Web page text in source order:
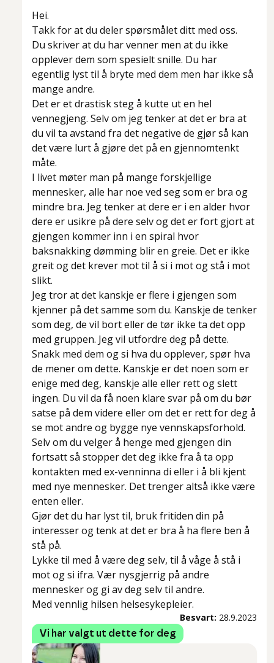
Hei.
Takk for at du deler spørsmålet ditt med oss.
Du skriver at du har venner men at du ikke
opplever dem som spesielt snille. Du har
egentlig lyst til å bryte med dem men har ikke så
mange andre.
Det er et drastisk steg å kutte ut en hel
vennegjeng. Selv om jeg tenker at det er bra at
du vil ta avstand fra det negative de gjør så kan
det være lurt å gjøre det på en gjennomtenkt
måte.
I livet møter man på mange forskjellige
mennesker, alle har noe ved seg som er bra og
mindre bra. Jeg tenker at dere er i en alder hvor
dere er usikre på dere selv og det er fort gjort at
gjengen kommer inn i en spiral hvor
baksnakking dømming blir en greie. Det er ikke
greit og det krever mot til å si i mot og stå i mot
slikt.
Jeg tror at det kanskje er flere i gjengen som
kjenner på det samme som du. Kanskje de tenker
som deg, de vil bort eller de tør ikke ta det opp
med gruppen. Jeg vil utfordre deg på dette.
Snakk med dem og si hva du opplever, spør hva
de mener om dette. Kanskje er det noen som er
enige med deg, kanskje alle eller rett og slett
ingen. Du vil da få noen klare svar på om du bør
satse på dem videre eller om det er rett for deg å
se mot andre og bygge nye vennskapsforhold.
Selv om du velger å henge med gjengen din
fortsatt så stopper det deg ikke fra å ta opp
kontakten med ex-venninna di eller i å bli kjent
med nye mennesker. Det trenger altså ikke være
enten eller.
Gjør det du har lyst til, bruk fritiden din på
interesser og tenk at det er bra å ha flere ben å
stå på.
Lykke til med å være deg selv, til å våge å stå i
mot og si ifra. Vær nysgjerrig på andre
mennesker og gi av deg selv til andre.
Med vennlig hilsen helsesykepleier.
Besvart: 28.9.2023
Vi har valgt ut dette for deg